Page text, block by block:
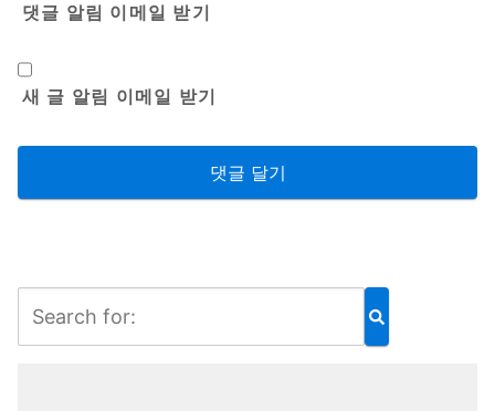
댓글 알림 이메일 받기
새 글 알림 이메일 받기